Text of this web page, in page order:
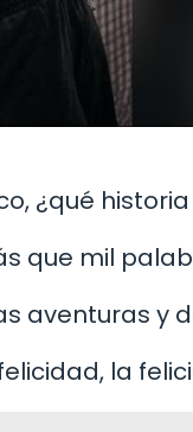
¿qué
que mil
aventuras y
la